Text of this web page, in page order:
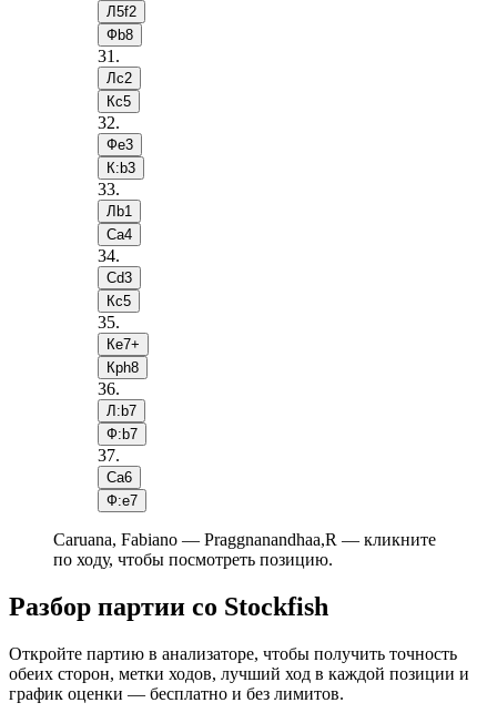
Л5f2
Фb8
31 .
Лc2
Кc5
32.
Фe3
К:b3
33.
Лb1
Сa4
34.
Сd3
Кc5
35.
Кe7+
Крh8
36.
Л:b7
Ф:b7
37.
Сa6
Ф:e7
Caruana, Fabiano — Praggnanandhaa,R — кликните
по ходу, чтобы посмотреть позицию.
Разбор партии со Stockfish
Откройте партию в анализаторе, чтобы получить точность
обеих сторон, метки ходов, лучший ход в каждой позиции и
график оценки — бесплатно и без лимитов.